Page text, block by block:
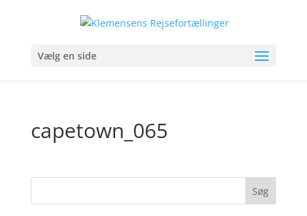
Vælg en side
capetown_065